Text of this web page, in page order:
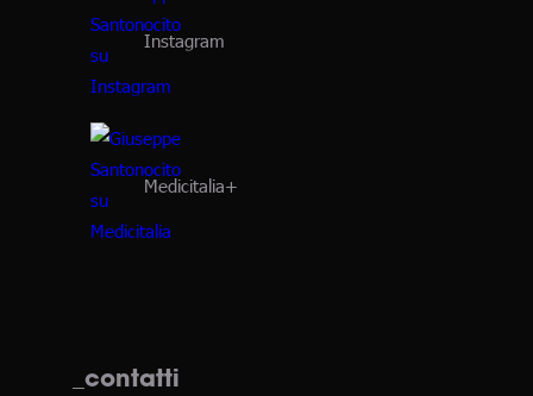
Instagram
Medicitalia+
_contatti